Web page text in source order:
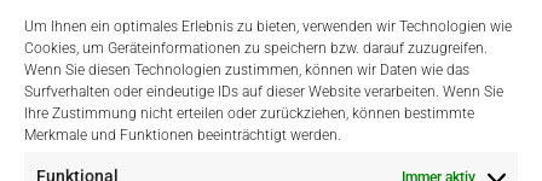
Um Ihnen ein optimales Erlebnis zu bieten, verwenden wir Technologien wie
Cookies, um Geräteinformationen zu speichern bzw. darauf zuzugreifen.
Wenn Sie diesen Technologien zustimmen, können wir Daten wie das
Surfverhalten oder eindeutige IDs auf dieser Website verarbeiten. Wenn Sie
Ihre Zustimmung nicht erteilen oder zurückziehen, können bestimmte
Merkmale und Funktionen beeinträchtigt werden.
Funktional Immer aktiv
Einfach Online Bezahlen